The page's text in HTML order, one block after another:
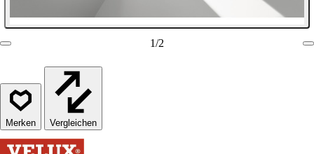
1/2
Vergleichen